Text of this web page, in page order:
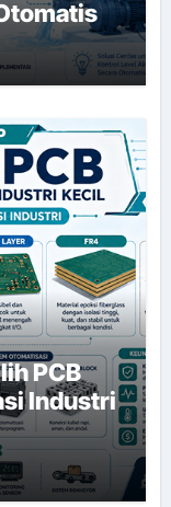
PCB
Industri